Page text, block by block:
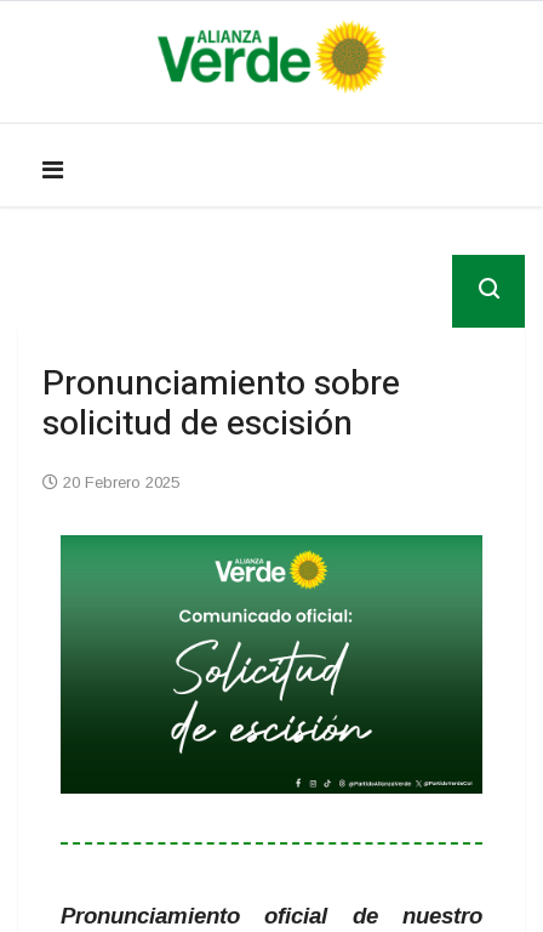
Pronunciamiento sobre
solicitud de escisión
20 Febrero 2025
Pronunciamiento oficial de nuestro